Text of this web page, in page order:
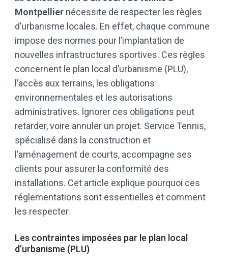
Montpellier nécessite de respecter les règles
d’urbanisme locales. En effet, chaque commune
impose des normes pour l’implantation de
nouvelles infrastructures sportives. Ces règles
concernent le plan local d’urbanisme (PLU),
l’accès aux terrains, les obligations
environnementales et les autorisations
administratives. Ignorer ces obligations peut
retarder, voire annuler un projet. Service Tennis,
spécialisé dans la construction et
l’aménagement de courts, accompagne ses
clients pour assurer la conformité des
installations. Cet article explique pourquoi ces
réglementations sont essentielles et comment
les respecter.
Les contraintes imposées par le plan local
d’urbanisme (PLU)